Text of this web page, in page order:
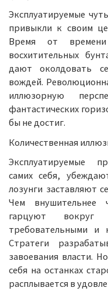
Эксплуатируемые
привыкли к своим
Время от
восхитительных
дают околдовать
вождей.
иллюзорную
фантастических
бы не достиг.
Количественная
Эксплуатируемые
самих себя,
лозунги заставляют
Чем внушительнее
гарцуют
требовательными и
Стратеги
завоевания власти.
себя на останках
расплывается в